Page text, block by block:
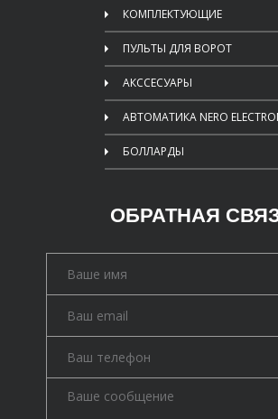
КОМПЛЕКТУЮЩИЕ
ПУЛЬТЫ ДЛЯ ВОРОТ
АКССЕСУАРЫ
АВТОМАТИКА NERO
БОЛЛАРДЫ
ОБРАТНАЯ